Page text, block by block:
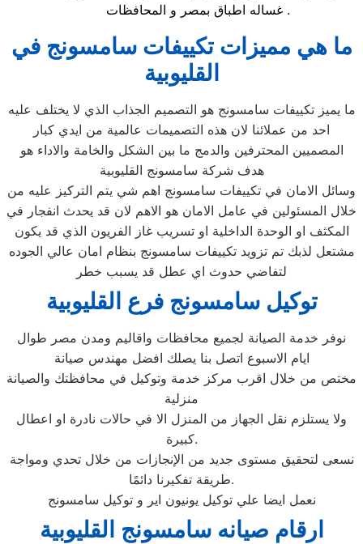
غساله اطباق بمصر و المحافظات .
ما هي مميزات تكييفات سامسونج في
القليوبية
ما يميز تكييفات سامسونج هو التصميم الجذاب الذي لا يختلف عليه
احد من عملائنا لان هذه التصميمات عالمية من ايدي كبار
المصميين المحترفين والدمج ما بين الشكل والخامة والاداء هو
هدف شركة سامسونج القليوبية
وسائل الامان في تكييفات سامسونج اهم شي يتم التركيز عليه من
خلال المسئولين في عامل الامان هو الاهم لان قد يحدث انفجار في
المكثف او الوحدة الداخلية او تسريب غاز الفريون الذي قد يكون
مشتعل لذبك تم تزويد تكييفات سامسونج بنظام امان عالي الجوده
لتفاضي حدوث اي عطل قد يسبب خطر
توكيل سامسونج فرع القليوبية
نوفر خدمة الصيانة لجميع محافظات واقاليم ومدن مصر طوال
ايام الاسبوع اتصل بنا يصلك افضل مهندس صيانة
مختص من خلال اقرب مركز خدمة وتوكيل في محافظتك والصيانة
منزلية
ولا يستلزم نقل الجهاز من المنزل الا في حالات نادرة او اعطال
كبيرة.
نسعى لتحقيق مستوى جديد من الإنجازات من خلال تحدي ومواجة
طريقة تفكيرنا دائمًا.
نعمل ايضا علي توكيل يونيون اير و توكيل سامسونج
ارقام صيانه سامسونج القليوبية